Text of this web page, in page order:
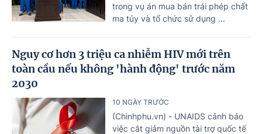
trong vụ án mua bán trái phép chất
ma túy và tổ chức sử dụng ...
Nguy cơ hơn 3 triệu ca nhiễm HIV mới trên
toàn cầu nếu không 'hành động' trước năm
2030
10 NGÀY TRƯỚC
(Chinhphu.vn) - UNAIDS cảnh báo
việc cắt giảm nguồn tài trợ quốc tế